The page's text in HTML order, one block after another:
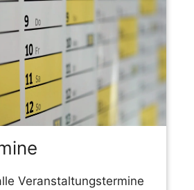
Veranstaltungstermine